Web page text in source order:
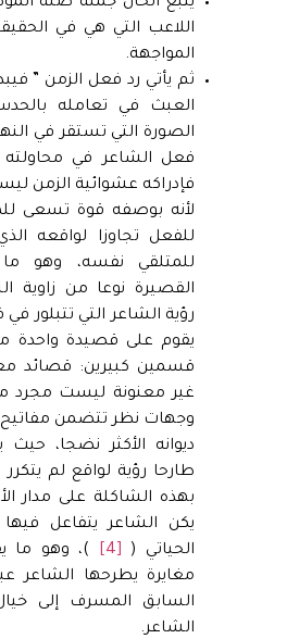
اللاعب التي هي في
المواجهة.
ثم يأتي رد فعل الزمن ”
العبث في تعامله
الصورة التي تستقر في
فعل الشاعر في محاولته
فإدراكه عشوائية الزمن
لأنه بوصفه قوة تسعى
للفعل تجاوزا لواقعه
للمتلقي نفسه، وهو
القصيرة نوعا من زاوية
رؤية الشاعر التي تتبلور في
يقوم على قصيدة واحدة
قسمين كبيرين: قصائد
غير معنونة ليست مجرد
وجهات نظر تتضمن مفاتيح
ديوانه الأكثر نضجا، حيث
طارحا رؤية لواقع لم
بهذه الشاكلة على مدار
يكن الشاعر يتفاعل
الحياتي (
[4]
)، وهو ما
مغايرة يطرحها الشاعر
السابق المسرف إلى خيال
الشاعر.